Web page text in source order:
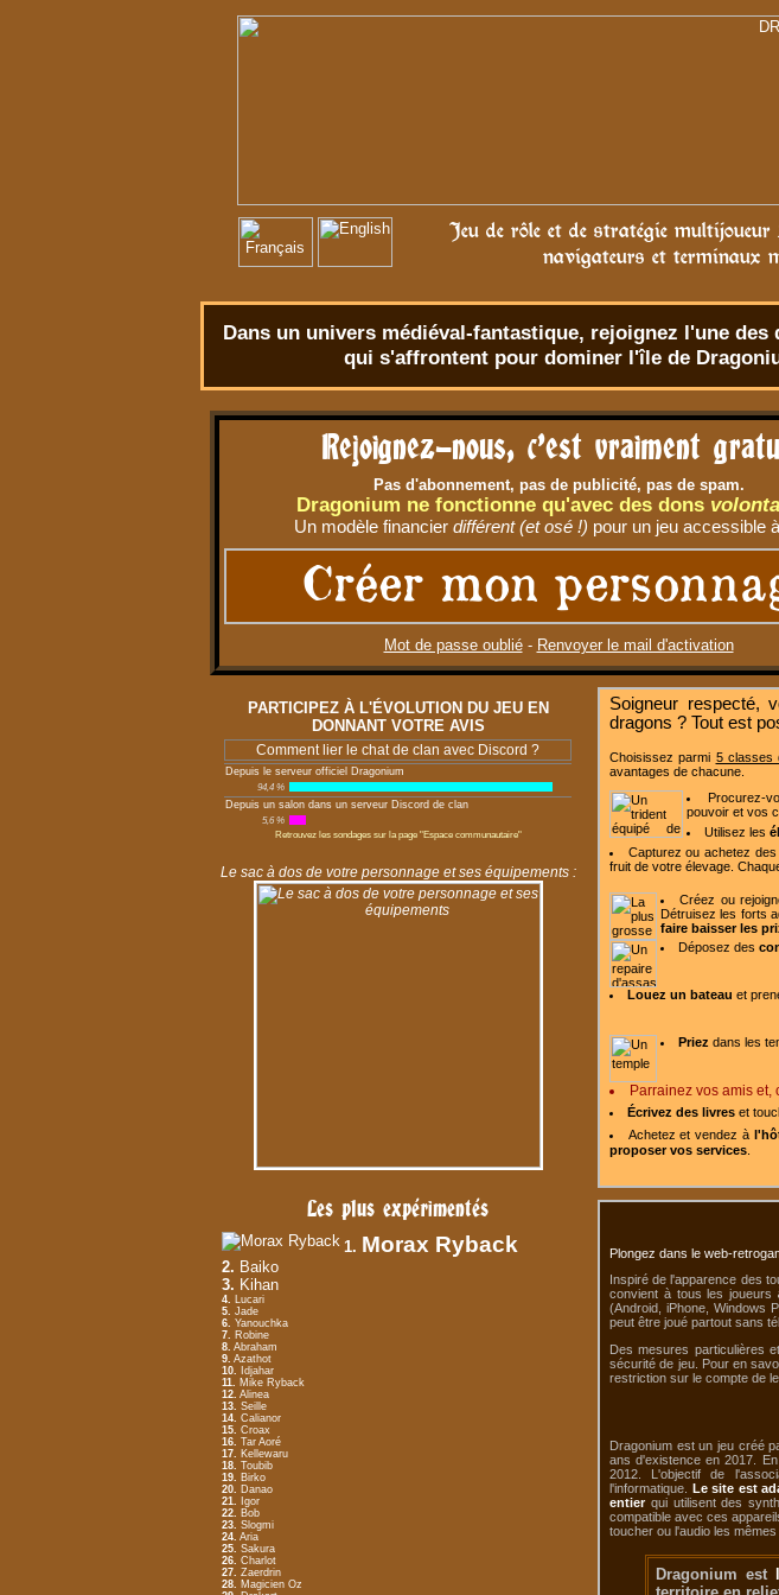
Jeu de rôle et de stratégie
navigateurs et terminaux
Dans un univers médiéval-fantastique, rejoignez l'une des
qui s'affrontent pour dominer l'île de
Rejoignez-nous, c'est vraiment
Pas d'abonnement, pas de publicité, pas de spam.
Dragonium ne fonctionne qu'avec des dons
Un modèle financier différent (et osé !) pour un jeu accessible
Créer mon
Mot de passe oublié- Renvoyer le mail d'activation
PARTICIPEZ À L'ÉVOLUTION DU JEU EN
DONNANT VOTRE AVIS
Comment lier le chat de clan avec Discord ?
Depuis le serveur officiel Dragonium
94,4 %
Depuis un salon dans un serveur Discord de clan
5,6 %
Retrouvez les sondages sur la page "Espace communautaire"
Le sac à dos de votre personnage et ses équipements :
Les plus expérimentés
1. Morax Ryback
2. Baiko
3. Kihan
4. Lucari
5. Jade
6. Yanouchka
7. Robine
8. Abraham
9. Azathot
10. Idjahar
11. Mike Ryback
12. Alinea
13. Seille
14. Calianor
15. Croax
16. Tar Aoré
17. Kellewaru
18. Toubib
19. Birko
20. Danao
21. Igor
22. Bob
23. Slogmi
24. Aria
25. Sakura
26. Charlot
27. Zaerdrin
28. Magicien Oz
Soigneur respecté,
dragons ? Tout est
Choisissez parmi 5 classes
avantages de chacune.
Procurez-
pouvoir et vos
Utilisez les
Capturez ou achetez des
fruit de votre élevage .
Créez ou
Détruisez les forts
faire baisser les
Déposez des
Louez un bateau et
Priez dans les
Parrainez vos amis et,
Écrivez des livreset
Achetez et vendez à
proposer vos services
Plongez dans le web-
Inspiré de l'apparence des
convient à tous les joueurs
(Android, iPhone, Windows
peut être joué partout sans
Des mesures particulières
sécurité de jeu. Pour en
restriction sur le compte de
Dragonium est un jeu créé
ans d'existence en 2017.
2012. L'objectif de
l'informatique.
Le site est
entierqui utilisent des
compatible avec ces
toucher ou l'audio les
Dragonium est